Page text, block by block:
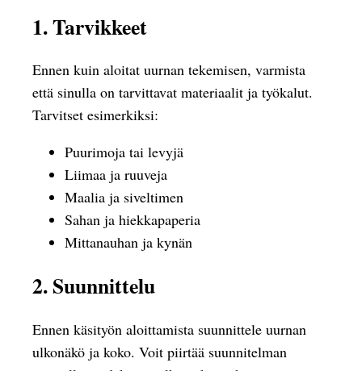
1. Tarvikkeet
Ennen kuin aloitat uurnan tekemisen, varmista
että sinulla on tarvittavat materiaalit ja työkalut.
Tarvitset esimerkiksi:
Puurimoja tai levyjä
Liimaa ja ruuveja
Maalia ja siveltimen
Sahan ja hiekkapaperia
Mittanauhan ja kynän
2. Suunnittelu
Ennen käsityön aloittamista suunnittele uurnan
ulkonäkö ja koko. Voit piirtää suunnitelman